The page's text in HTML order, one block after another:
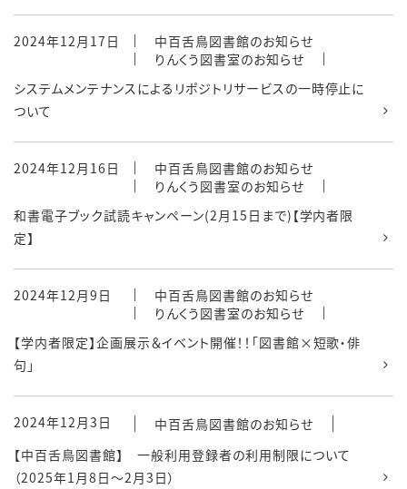
2024年12月17日
中百舌鳥図書館のお知らせ
りんくう図書室のお知らせ
システムメンテナンスによるリポジトリサービスの一時停止に
ついて
2024年12月16日
中百舌鳥図書館のお知らせ
りんくう図書室のお知らせ
和書電子ブック試読キャンペーン(2月15日まで)【学内者限
定】
2024年12月9日
中百舌鳥図書館のお知らせ
りんくう図書室のお知らせ
【学内者限定】企画展示＆イベント開催！！「図書館×短歌・俳
句」
2024年12月3日
中百舌鳥図書館のお知らせ
【中百舌鳥図書館】 一般利用登録者の利用制限について
（2025年1月8日～2月3日）